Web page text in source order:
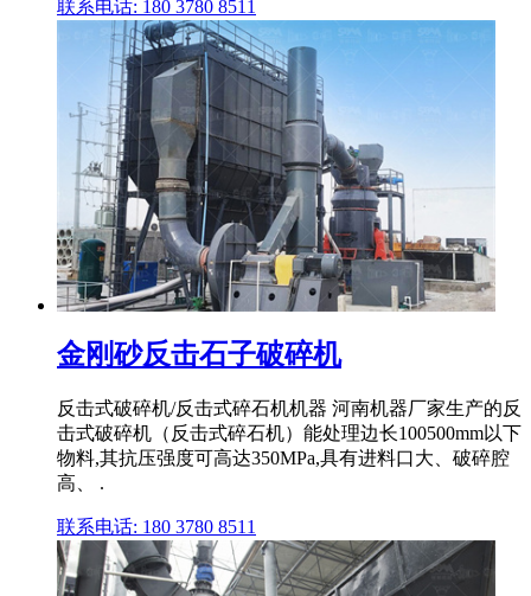
联系电话: 180 3780 8511
金刚砂反击石子破碎机
反击式破碎机/反击式碎石机机器 河南机器厂家生产的反
击式破碎机（反击式碎石机）能处理边长100500mm以下
物料,其抗压强度可高达350MPa,具有进料口大、破碎腔
高、 .
联系电话: 180 3780 8511